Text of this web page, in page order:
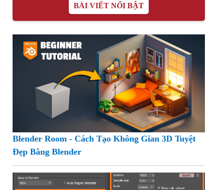
BÀI VIẾT NỔI BẬT
Blender Room - Cách Tạo Không Gian 3D Tuyệt
Đẹp Bằng Blender